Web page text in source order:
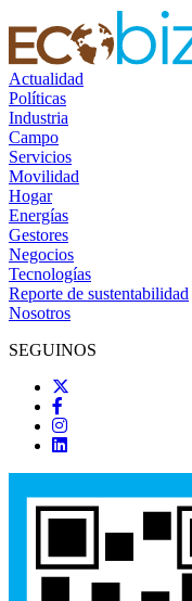
Actualidad
Políticas
Industria
Campo
Servicios
Movilidad
Hogar
Energías
Gestores
Negocios
Tecnologías
Reporte de sustentabilidad
Nosotros
SEGUINOS